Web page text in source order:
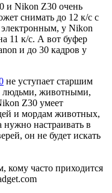
и Nikon Z30 очень
снимать до 12 к/с с
у Nikon
11 к/с. А вот буфер
и до 30 кадров у
не уступает старшим
людьми, животными,
Z30 умеет
и мордам животных,
нужно настраивать в
он не будет искать
кому часто приходится